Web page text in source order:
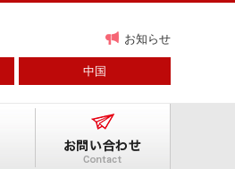
お知らせ
中国